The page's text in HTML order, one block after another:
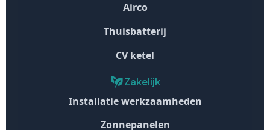
Airco
Thuisbatterij
CV ketel
Zakelijk
Installatie werkzaamheden
Zonnepanelen